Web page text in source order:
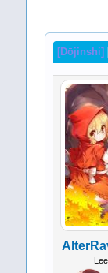
[Dōjinshi]